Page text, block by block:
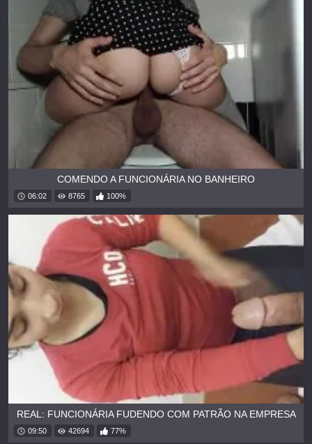
COMENDO A FUNCIONÁRIA NO BANHEIRO
06:02 8765 100%
REAL: FUNCIONÁRIA FUDENDO COM PATRÃO NA EMPRESA
09:50 42694 77%